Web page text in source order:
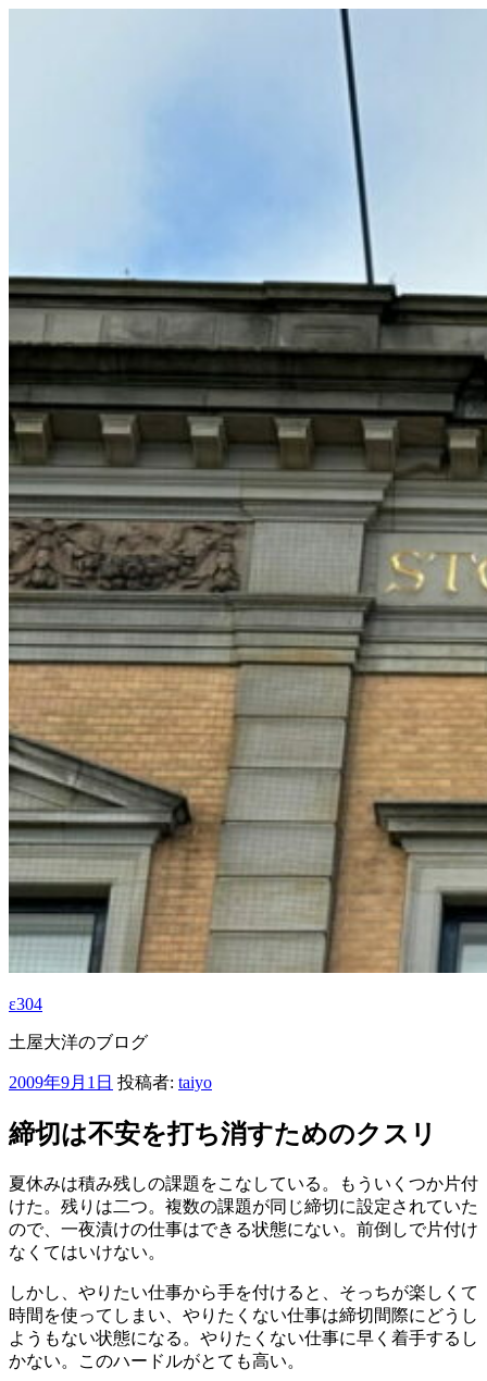
ε304
土屋大洋のブログ
投
日:
2009年9月1日 投稿者: taiyo
締切は不安を打ち消すためのクスリ
夏休みは積み残しの課題をこなしている。もういくつか片付
けた。残りは二つ。複数の課題が同じ締切に設定されていた
ので、一夜漬けの仕事はできる状態にない。前倒しで片付け
なくてはいけない。
しかし、やりたい仕事から手を付けると、そっちが楽しくて
時間を使ってしまい、やりたくない仕事は締切間際にどうし
ようもない状態になる。やりたくない仕事に早く着手するし
かない。このハードルがとても高い。